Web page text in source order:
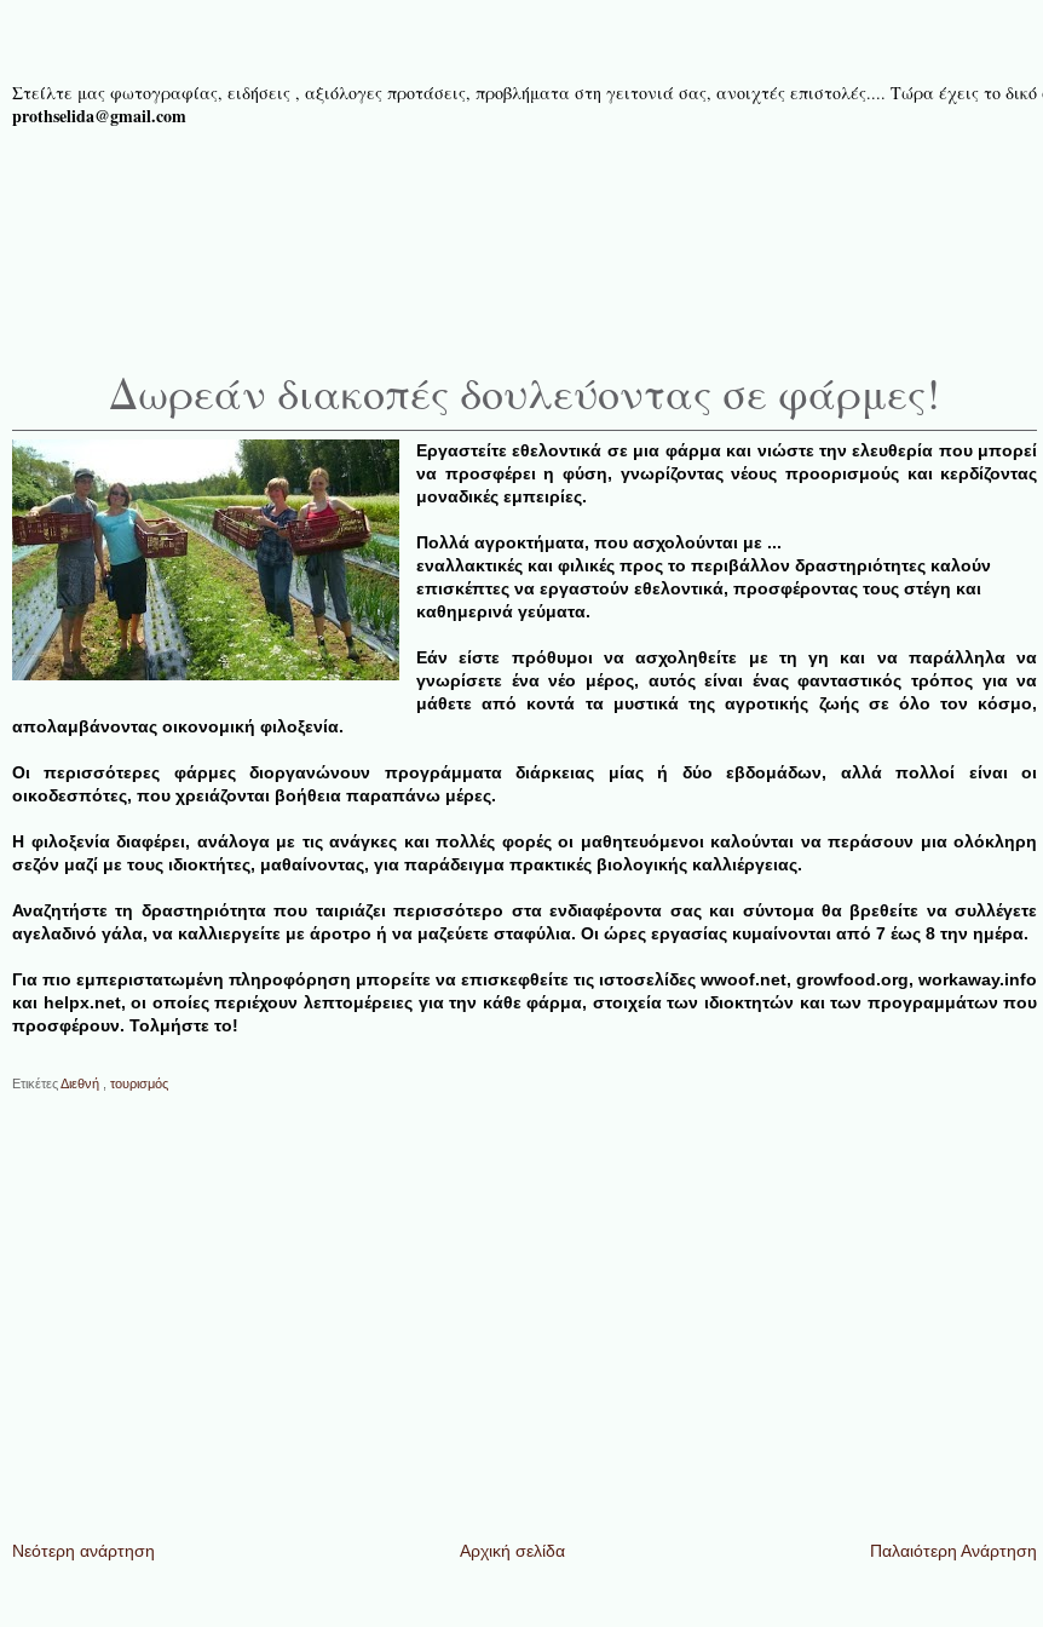
Στείλτε μας φωτογραφίας, ειδήσεις , αξιόλογες προτάσεις, προβλήματα στη γειτονιά σας, ανοιχτές επιστολές.... Τώρα έχεις το
prothselida@gmail.com
Δωρεάν διακοπές δουλεύοντας σε φάρμες!
Εργαστείτε εθελοντικά σε μια φάρμα και νιώστε την ελευθερία που μπορεί
να προσφέρει η φύση, γνωρίζοντας νέους προορισμούς και κερδίζοντας
μοναδικές εμπειρίες.
Πολλά αγροκτήματα, που ασχολούνται με ...
εναλλακτικές και φιλικές προς το περιβάλλον δραστηριότητες καλούν
επισκέπτες να εργαστούν εθελοντικά, προσφέροντας τους στέγη και
καθημερινά γεύματα.
Εάν είστε πρόθυμοι να ασχοληθείτε με τη γη και να παράλληλα να
γνωρίσετε ένα νέο μέρος, αυτός είναι ένας φανταστικός τρόπος για να
μάθετε από κοντά τα μυστικά της αγροτικής ζωής σε όλο τον κόσμο,
απολαμβάνοντας οικονομική φιλοξενία.
Οι περισσότερες φάρμες διοργανώνουν προγράμματα διάρκειας μίας ή δύο εβδομάδων, αλλά πολλοί είναι οι
οικοδεσπότες, που χρειάζονται βοήθεια παραπάνω μέρες.
Η φιλοξενία διαφέρει, ανάλογα με τις ανάγκες και πολλές φορές οι μαθητευόμενοι καλούνται να περάσουν μια ολόκληρη
σεζόν μαζί με τους ιδιοκτήτες, μαθαίνοντας, για παράδειγμα πρακτικές βιολογικής καλλιέργειας.
Αναζητήστε τη δραστηριότητα που ταιριάζει περισσότερο στα ενδιαφέροντα σας και σύντομα θα βρεθείτε να συλλέγετε
αγελαδινό γάλα, να καλλιεργείτε με άροτρο ή να μαζεύετε σταφύλια. Οι ώρες εργασίας κυμαίνονται από 7 έως 8 την ημέρα.
Για πιο εμπεριστατωμένη πληροφόρηση μπορείτε να επισκεφθείτε τις ιστοσελίδες wwoof.net, growfood.org, workaway.info
και helpx.net, οι οποίες περιέχουν λεπτομέρειες για την κάθε φάρμα, στοιχεία των ιδιοκτητών και των προγραμμάτων που
προσφέρουν. Τολμήστε το!
ΕτικέτεςΔιεθνή τουρισμός
Νεότερη ανάρτηση Παλαιότερη Ανάρτηση
Αρχική σελίδα